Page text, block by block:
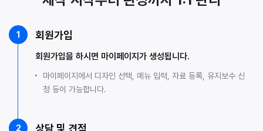
1 회원가입
회원가입을 하시면 마이페이지가 생성됩니다.
마이페이지에서 디자인 선택, 메뉴 입력, 자료 등록, 유지보수 신
청 등이 가능합니다.
2 상담 및 견적